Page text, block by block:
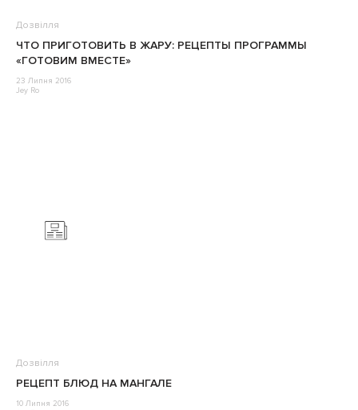
Дозвілля
ЧТО ПРИГОТОВИТЬ В ЖАРУ: РЕЦЕПТЫ ПРОГРАММЫ
«ГОТОВИМ ВМЕСТЕ»
23 Липня 2016
Jey Ro
Дозвілля
РЕЦЕПТ БЛЮД НА МАНГАЛЕ
10 Липня 2016